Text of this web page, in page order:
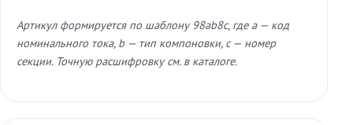
Артикул формируется по шаблону 98ab8c, где a — код
номинального тока, b — тип компоновки, c — номер
секции. Точную расшифровку см. в каталоге.